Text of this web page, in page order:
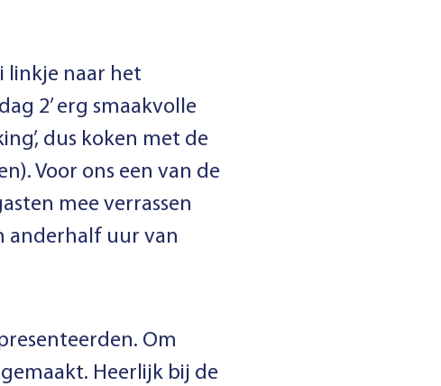
linkje naar het
2’ erg smaakvolle
dus koken met de
Voor ons een van de
mee verrassen
anderhalf uur van
Om
Heerlijk bij de